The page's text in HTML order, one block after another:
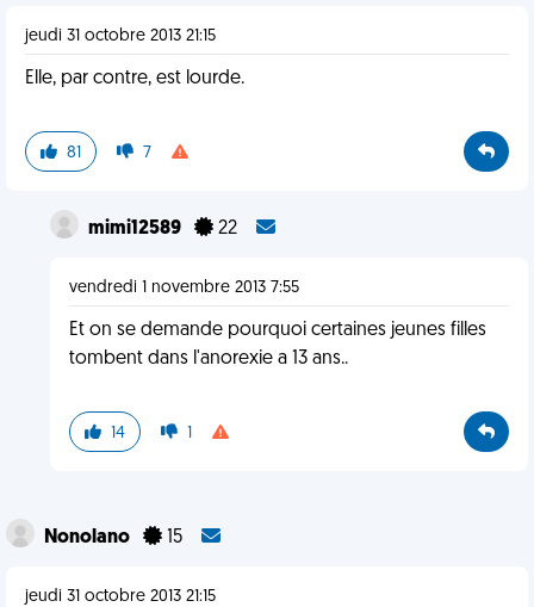
jeudi 31 octobre 2013 21:15
Elle, par contre, est lourde.
81 7
mimi12589 22
vendredi 1 novembre 2013 7:55
Et on se demande pourquoi certaines jeunes filles
tombent dans l'anorexie a 13 ans..
14 1
Nonolano 15
jeudi 31 octobre 2013 21:15